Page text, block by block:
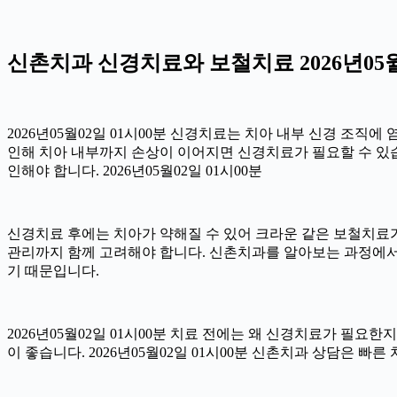
신촌치과 신경치료와 보철치료 2026년05
2026년05월02일 01시00분 신경치료는 치아 내부 신경 조직
인해 치아 내부까지 손상이 이어지면 신경치료가 필요할 수
인해야 합니다. 2026년05월02일 01시00분
신경치료 후에는 치아가 약해질 수 있어 크라운 같은 보철치
관리까지 함께 고려해야 합니다. 신촌치과를 알아보는 과정
기 때문입니다.
2026년05월02일 01시00분 치료 전에는 왜 신경치료가 필요
이 좋습니다. 2026년05월02일 01시00분 신촌치과 상담은 빠